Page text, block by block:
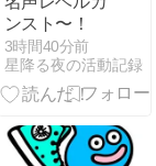
ンスト〜！
3時間40分前
星降る夜の活動記録